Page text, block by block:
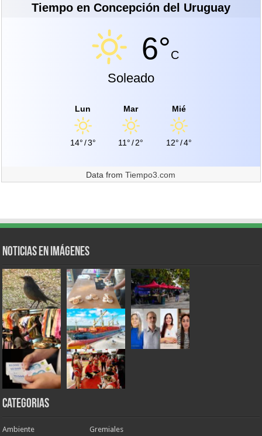
Tiempo en Concepción del Uruguay
6°C
Soleado
Lun
14°/3°
Mar
11° /2°
Mié
12°/4°
Data fromTiempo3.com
Noticias en Imágenes
Categorias
Ambiente Gremiales